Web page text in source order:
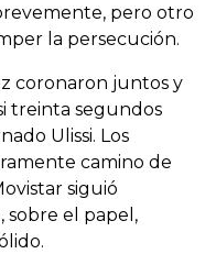
pero otro
la persecución.
coronaron juntos y
treinta segundos
Ulissi. Los
camino de
siguió
sobre el papel,